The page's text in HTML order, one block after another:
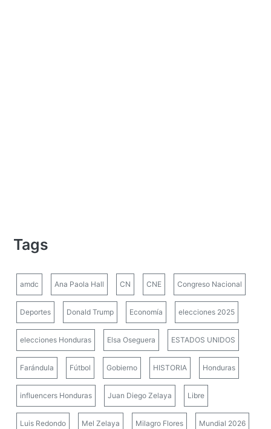
Tags
amdc Ana Paola Hall CN CNE Congreso Nacional
Deportes Donald Trump Economía elecciones 2025
elecciones Honduras Elsa Oseguera ESTADOS UNIDOS
Farándula Fútbol Gobierno HISTORIA Honduras
influencers Honduras Juan Diego Zelaya Libre
Luis Redondo Mel Zelaya Milagro Flores Mundial 2026